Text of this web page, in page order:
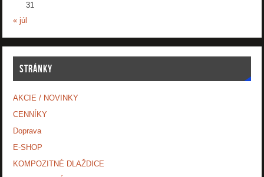
31
« júl
STRÁNKY
AKCIE / NOVINKY
CENNÍKY
Doprava
E-SHOP
KOMPOZITNÉ DLAŽDICE